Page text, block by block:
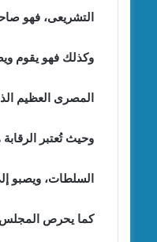
التشريعى، فهو
وكذلك فهو يقوم
المصرى العظيم
وحيث تُعتبر
السلطات، ويصبو
كما يحرص المجلس